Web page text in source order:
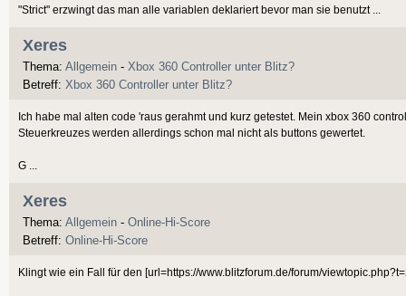
"Strict" erzwingt das man alle variablen deklariert bevor man sie benutzt ...
Xeres
Thema: Allgemein - Xbox 360 Controller unter Blitz?
Betreff: Xbox 360 Controller unter Blitz?
Ich habe mal alten code 'raus gerahmt und kurz getestet. Mein xbox 360
Steuerkreuzes werden allerdings schon mal nicht als buttons gewertet.
G ...
Xeres
Thema: Allgemein - Online-Hi-Score
Betreff: Online-Hi-Score
Klingt wie ein Fall für den [url=https://www.blitzforum.de/forum/